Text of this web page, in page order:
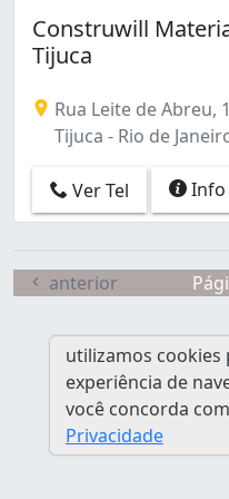
Madureira (2)
Marechal Hermes (1)
Oswaldo Cruz (3)
Recreio dos
Rocha Miranda (1)
Senador Camará (1)
São Cristóvão (2)
Taquara (3)
Construwill
Tijuca
Rua Leite de Abreu,
Tijuca - Rio de
Ver Tel Info
anterior
utilizamos cookies
experiência de
você concorda
Privacidade